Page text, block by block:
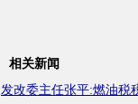
相关新闻
发改委主任张平:燃油税